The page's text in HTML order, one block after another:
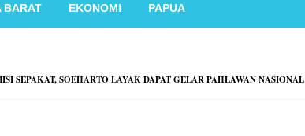
BARAT EKONOMI PAPUA
SEPAKAT, SOEHARTO LAYAK DAPAT GELAR PAHLAWAN NASIONAL